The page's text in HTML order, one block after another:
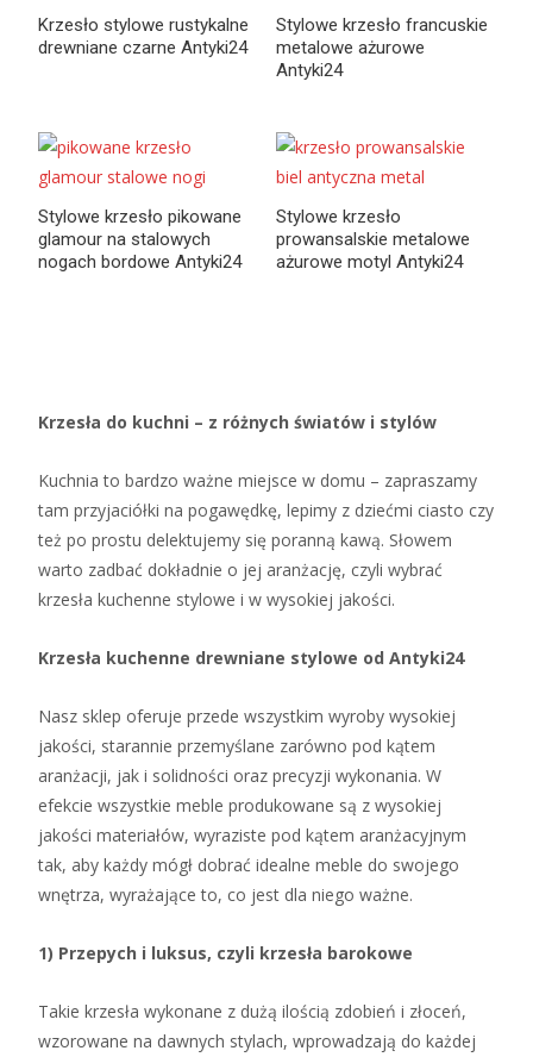
Krzesło stylowe rustykalne
drewniane czarne Antyki24
Stylowe krzesło francuskie
metalowe ażurowe
Antyki24
Stylowe krzesło pikowane
glamour na stalowych
nogach bordowe Antyki24
Stylowe krzesło
prowansalskie metalowe
ażurowe motyl Antyki24
Krzesła do kuchni – z różnych światów i stylów
Kuchnia to bardzo ważne miejsce w domu – zapraszamy
tam przyjaciółki na pogawędkę, lepimy z dziećmi ciasto czy
też po prostu delektujemy się poranną kawą. Słowem
warto zadbać dokładnie o jej aranżację, czyli wybrać
krzesła kuchenne stylowe i w wysokiej jakości.
Krzesła kuchenne drewniane stylowe od Antyki24
Nasz sklep oferuje przede wszystkim wyroby wysokiej
jakości, starannie przemyślane zarówno pod kątem
aranżacji, jak i solidności oraz precyzji wykonania. W
efekcie wszystkie meble produkowane są z wysokiej
jakości materiałów, wyraziste pod kątem aranżacyjnym
tak, aby każdy mógł dobrać idealne meble do swojego
wnętrza, wyrażające to, co jest dla niego ważne.
1) Przepych i luksus, czyli krzesła barokowe
Takie krzesła wykonane z dużą ilością zdobień i złoceń,
wzorowane na dawnych stylach, wprowadzają do każdej